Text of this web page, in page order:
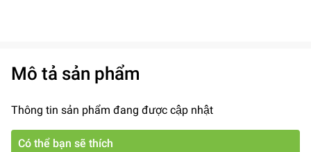
Mô tả sản phẩm
Thông tin sản phẩm đang được cập nhật
Có thể bạn sẽ thích